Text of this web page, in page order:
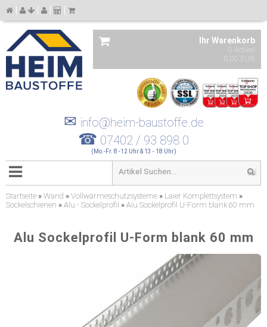
Ihr Warenkorb
0 Artikel
0,00 EUR
✉ info@heim-baustoffe.de
☎ 07402 / 93 898 0
(Mo.-Fr. 8 -12 Uhr & 13 - 18 Uhr)
Startseite » Wand » Vollwärmeschutzsysteme » Laier Komplettsystem »
Sockelschienen » Alu - Sockelprofil » Alu Sockelprofil U-Form blank 60 mm
Alu Sockelprofil U-Form blank 60 mm